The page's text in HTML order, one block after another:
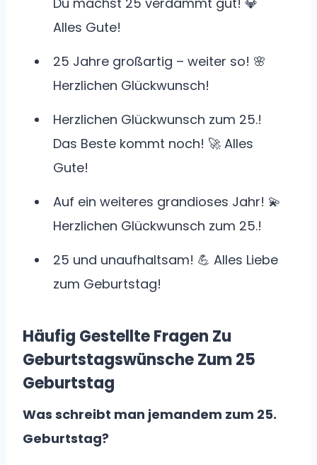
Alles Gute!
25 Jahre großartig – weiter so! 🌸
Herzlichen Glückwunsch!
Herzlichen Glückwunsch zum 25.!
Das Beste kommt noch! 🚀 Alles
Gute!
Auf ein weiteres grandioses Jahr! 💫
Herzlichen Glückwunsch zum 25.!
25 und unaufhaltsam! 💪 Alles Liebe
zum Geburtstag!
Häufig Gestellte Fragen Zu
Geburtstagswünsche Zum 25
Geburtstag
Was schreibt man jemandem zum 25.
Geburtstag?